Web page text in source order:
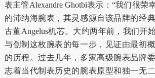
表主管Alexandre Ghotbi表示：“我们很荣
的沛纳海腕表，其灵感源自该品牌的经
古董Angelus机芯。大约两年前，我们开
与创制这枚腕表的每一步，见证由最初
的历程。过去几年，多家高级腕表品牌
志着当代制表历史的腕表原型和独一无